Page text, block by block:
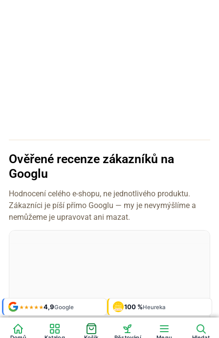
Ověřené recenze zákazníků na
Googlu
Hodnocení celého e-shopu, ne jednotlivého produktu.
Zákazníci je píší přímo Googlu — my je nevymýšlíme a
nemůžeme je upravovat ani mazat.
★★★★★4,9Google OVĚŘENO
ZÁKAZNÍKY
Heureka 100 %Heureka
Shop roku'24 + '25 Galerie925 fotek